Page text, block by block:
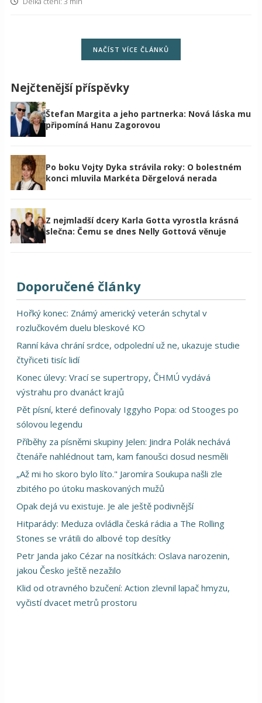
NAČÍST VÍCE ČLÁNKŮ
Nejčtenější příspěvky
Štefan Margita a jeho partnerka: Nová láska mu
připomíná Hanu Zagorovou
Po boku Vojty Dyka strávila roky: O bolestném
konci mluvila Markéta Děrgelová nerada
Z nejmladší dcery Karla Gotta vyrostla krásná
slečna: Čemu se dnes Nelly Gottová věnuje
Doporučené články
Hořký konec: Známý americký veterán schytal v
rozlučkovém duelu bleskové KO
Ranní káva chrání srdce, odpolední už ne, ukazuje studie
čtyřiceti tisíc lidí
Konec úlevy: Vrací se supertropy, ČHMÚ vydává
výstrahu pro dvanáct krajů
Pět písní, které definovaly Iggyho Popa: od Stooges po
sólovou legendu
Příběhy za písněmi skupiny Jelen: Jindra Polák nechává
čtenáře nahlédnout tam, kam fanoušci dosud nesměli
„Až mi ho skoro bylo líto." Jaromíra Soukupa našli zle
zbitého po útoku maskovaných mužů
Opak dejá vu existuje. Je ale ještě podivnější
Hitparády: Meduza ovládla česká rádia a The Rolling
Stones se vrátili do albové top desítky
Petr Janda jako Cézar na nosítkách: Oslava narozenin,
jakou Česko ještě nezažilo
Klid od otravného bzučení: Action zlevnil lapač hmyzu,
vyčistí dvacet metrů prostoru